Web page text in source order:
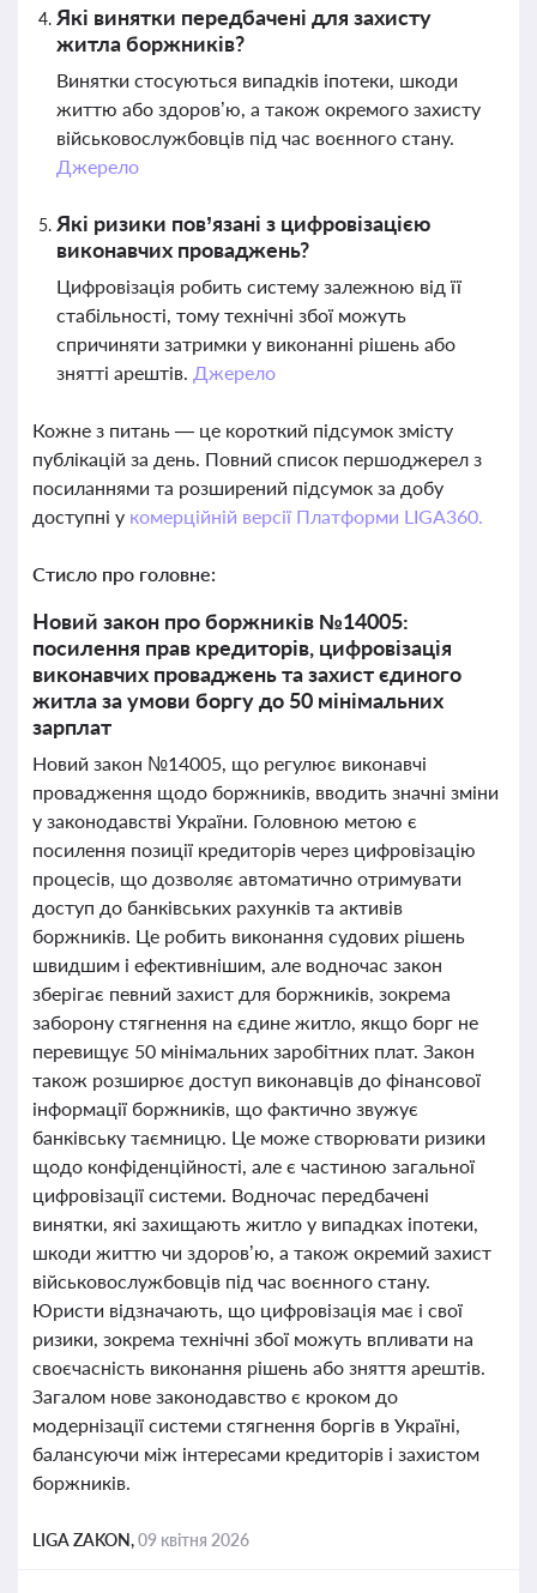
Які винятки передбачені для захисту
житла боржників?
Винятки стосуються випадків іпотеки, шкоди
життю або здоров’ю, а також окремого захисту
військовослужбовців під час воєнного стану.
Джерело
Які ризики пов’язані з цифровізацією
виконавчих проваджень?
Цифровізація робить систему залежною від її
стабільності, тому технічні збої можуть
спричиняти затримки у виконанні рішень або
знятті арештів. Джерело
Кожне з питань — це короткий підсумок змісту
публікацій за день. Повний список першоджерел з
посиланнями та розширений підсумок за добу
доступні у комерційній версії Платформи LIGA360.
Стисло про головне:
Новий закон про боржників №14005:
посилення прав кредиторів, цифровізація
виконавчих проваджень та захист єдиного
житла за умови боргу до 50 мінімальних
зарплат
Новий закон №14005, що регулює виконавчі
провадження щодо боржників, вводить значні зміни
у законодавстві України. Головною метою є
посилення позиції кредиторів через цифровізацію
процесів, що дозволяє автоматично отримувати
доступ до банківських рахунків та активів
боржників. Це робить виконання судових рішень
швидшим і ефективнішим, але водночас закон
зберігає певний захист для боржників, зокрема
заборону стягнення на єдине житло, якщо борг не
перевищує 50 мінімальних заробітних плат. Закон
також розширює доступ виконавців до фінансової
інформації боржників, що фактично звужує
банківську таємницю. Це може створювати ризики
щодо конфіденційності, але є частиною загальної
цифровізації системи. Водночас передбачені
винятки, які захищають житло у випадках іпотеки,
шкоди життю чи здоров’ю, а також окремий захист
військовослужбовців під час воєнного стану.
Юристи відзначають, що цифровізація має і свої
ризики, зокрема технічні збої можуть впливати на
своєчасність виконання рішень або зняття арештів.
Загалом нове законодавство є кроком до
модернізації системи стягнення боргів в Україні,
балансуючи між інтересами кредиторів і захистом
боржників.
LIGA ZAKON,09 квітня 2026